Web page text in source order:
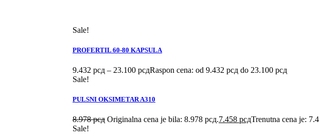
Sale!
PROFERTIL 60-80 KAPSULA
9.432 рсд – 23.100 рсдRaspon cena: od 9.432 рсд do 23.100 рсд
Sale!
PULSNI OKSIMETAR A310
8.978рсд Originalna cena je bila: 8.978 рсд.7.458 рсдTrenutna cena je:
Sale!